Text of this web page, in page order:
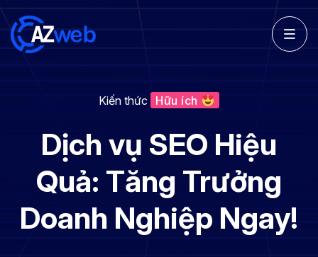
Kiến thức Hữu ích
Dịch vụ SEO Hiệu
Quả: Tăng Trưởng
Doanh Nghiệp Ngay!